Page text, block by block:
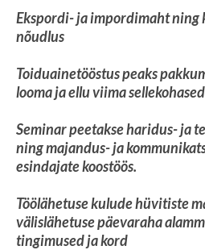
Ekspordi-jaimpordimahtning
nõudlus
Toiduainetööstus peaks
loomajaellu viima
Seminar peetakse haridus-ja
ningmajandus-ja
esindajate koostöös.
Töölähetuse kulude hüvitiste
välislähetuse päevaraha
tingimusedjakord